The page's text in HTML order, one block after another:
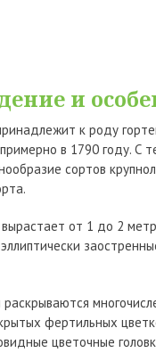
и
к роду
в 1790 году. С
сортов
от 1 до 2
фертильных
цветочные